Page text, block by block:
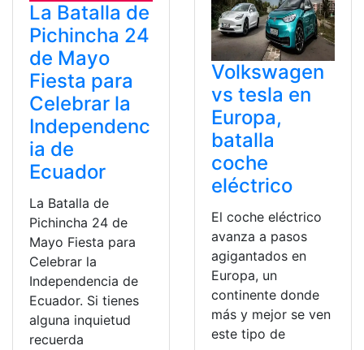
La Batalla de
Pichincha 24
de Mayo
Fiesta para
Celebrar la
Independenc
ia de
Ecuador
La Batalla de
Pichincha 24 de
Mayo Fiesta para
Celebrar la
Independencia de
Ecuador. Si tienes
alguna inquietud
recuerda
Volkswagen
vs tesla en
Europa,
batalla
coche
eléctrico
El coche eléctrico
avanza a pasos
agigantados en
Europa, un
continente donde
más y mejor se ven
este tipo de